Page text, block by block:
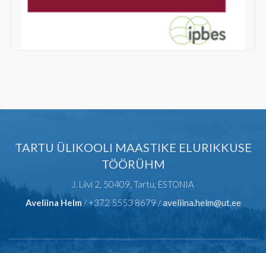
TARTU ÜLIKOOLI MAASTIKE ELURIKKUSE
TÖÖRÜHM
J. Liivi 2, 50409, Tartu, ESTONIA
Aveliina Helm/ +372 5553 8679 /aveliina.helm@ut.ee